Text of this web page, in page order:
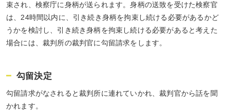
束され、検察庁に身柄が送られます。身柄の送致を受けた検察官
は、24時間以内に、引き続き身柄を拘束し続ける必要があるかど
うかを検討し、引き続き身柄を拘束し続ける必要があると考えた
場合には、裁判所の裁判官に勾留請求をします。
勾留決定
勾留請求がなされると裁判所に連れていかれ、裁判官から話を聞
かれます。